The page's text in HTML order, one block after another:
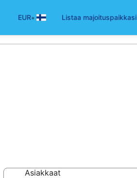
EUR• Listaa majoituspaikkasi
Asiakkaat